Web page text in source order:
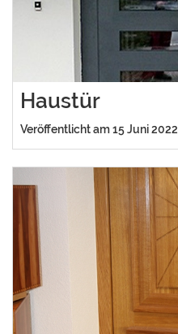
Haustür
Veröffentlicht am 15 Juni 2022